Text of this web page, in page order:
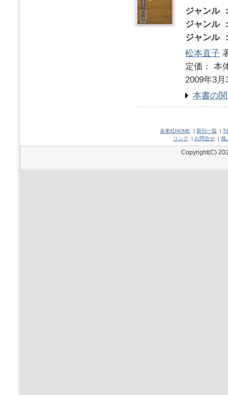
ジャンル
ジャンル
ジャンル
松本直子
定価：
2009年3月
本書の
未來社HOME | 新刊一覧 |
リンク
| お問合せ | 個
Copyright(C)